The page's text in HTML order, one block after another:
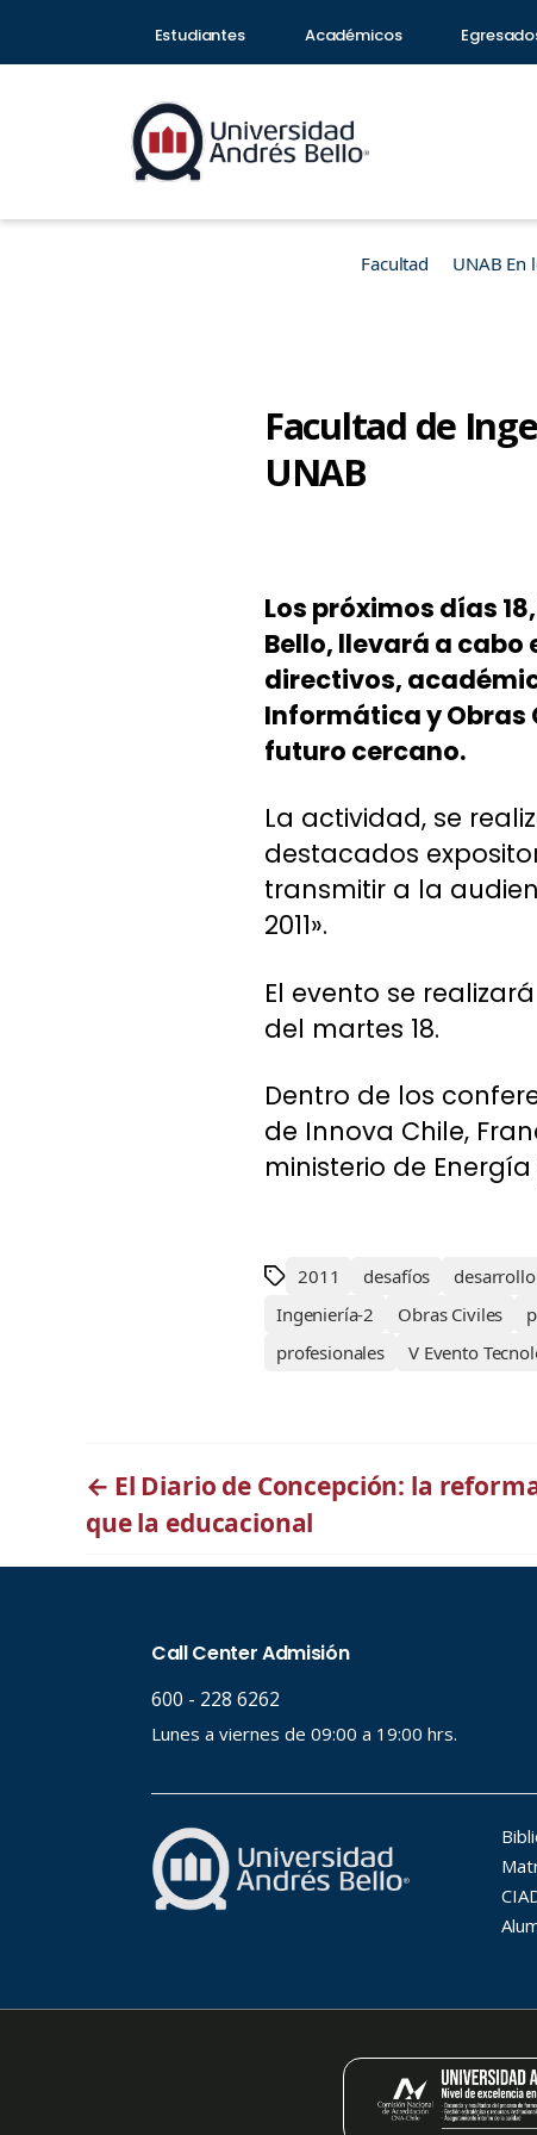
Estudiantes Académicos
Facultad UNAB En
Facultad de
UNAB
Los próximos días
Bello, llevará a cabo
directivos,
Informática y Obras
futuro cercano.
La actividad, se
destacados
transmitir a la
2011».
El evento se
del martes 18.
Dentro de los
de Innova Chile,
ministerio de Energía
2011 desafíos desarrollo
Ingeniería-2
Obras Civiles
profesionales
V Evento
← El Diario de Concepción: la
que la educacional